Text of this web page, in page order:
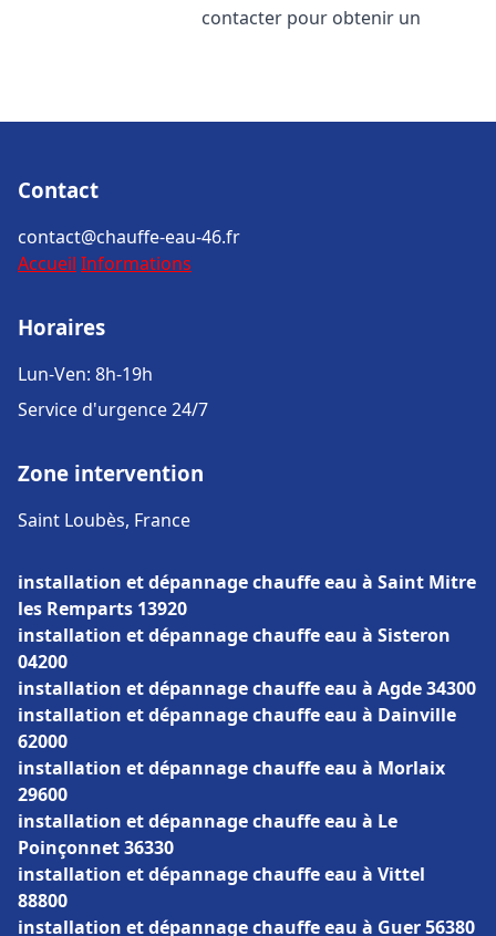
contacter pour obtenir un
Contact
contact@chauffe-eau-46.fr
Accueil Informations
Horaires
Lun-Ven: 8h-19h
Service d'urgence 24/7
Zone intervention
Saint Loubès, France
installation et dépannage chauffe eau à Saint Mitre
les Remparts 13920
installation et dépannage chauffe eau à Sisteron
04200
installation et dépannage chauffe eau à Agde 34300
installation et dépannage chauffe eau à Dainville
62000
installation et dépannage chauffe eau à Morlaix
29600
installation et dépannage chauffe eau à Le
Poinçonnet 36330
installation et dépannage chauffe eau à Vittel
88800
installation et dépannage chauffe eau à Guer 56380